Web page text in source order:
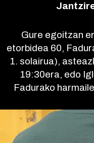
Gure egoitzan
etorbidea 60,
1. solairua),
19:30era, edo
Fadurako